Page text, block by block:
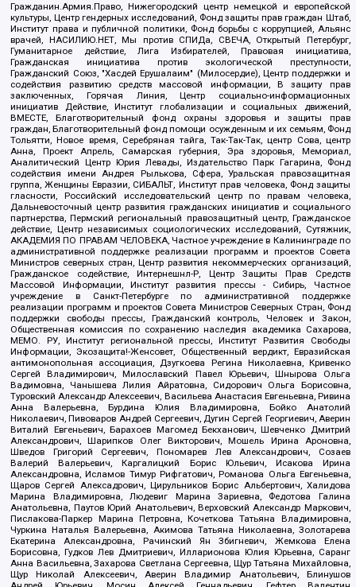
Гражданин.Армия.Право, Нижегородский центр немецкой и европейской
культуры, Центр гендерных исследований, Фонд защиты прав граждан Штаб,
Институт права и публичной политики, Фонд борьбы с коррупцией, Альянс
врачей, НАСИЛИЮ.НЕТ, Мы против СПИДа, СВЕЧА, Открытый Петербург,
Гуманитарное действие, Лига Избирателей, Правовая инициатива,
Гражданская инициатива против экологической преступности,
Гражданский Союз, "Хасдей Ерушалаим" (Милосердие), Центр поддержки и
содействия развитию средств массовой информации, В защиту прав
заключенных, Горячая Линия, Центр социально-информационных
инициатив Действие, Институт глобализации и социальных движений,
ВМЕСТЕ, Благотворительный фонд охраны здоровья и защиты прав
граждан, Благотворительный фонд помощи осужденным и их семьям, Фонд
Тольятти, Новое время, Серебряная тайга, Так-Так-Так, центр Сова, центр
Анна, Проект Апрель, Самарская губерния, Эра здоровья, Мемориал,
Аналитический Центр Юрия Левады, Издательство Парк Гагарина, Фонд
содействия имени Андрея Рылькова, Сфера, Уральская правозащитная
группа, Женщины Евразии, СИБАЛЬТ, Институт прав человека, Фонд защиты
гласности, Российский исследовательский центр по правам человека,
Дальневосточный центр развития гражданских инициатив и социального
партнерства, Пермский региональный правозащитный центр, Гражданское
действие, Центр независимых социологических исследований, Сутяжник,
АКАДЕМИЯ ПО ПРАВАМ ЧЕЛОВЕКА, Частное учреждение в Калининграде по
административной поддержке реализации программ и проектов Совета
Министров северных стран, Центр развития некоммерческих организаций,
Гражданское содействие, Интернешнл-Р, Центр Защиты Прав Средств
Массовой Информации, Институт развития прессы - Сибирь, Частное
учреждение в Санкт-Петербурге по административной поддержке
реализации программ и проектов Совета Министров Северных Стран, Фонд
поддержки свободы прессы, Гражданский контроль, Человек и Закон,
Общественная комиссия по сохранению наследия академика Сахарова,
МЕМО. РУ, Институт региональной прессы, Институт Развития Свободы
Информации, Экозащита!-Женсовет, Общественный вердикт, Евразийская
антимонопольная ассоциация, Дзугкоева Регина Николаевна, Кривенко
Сергей Владимирович, Милославский Павел Юрьевич, Шнырова Ольга
Вадимовна, Чанышева Лилия Айратовна, Сидорович Ольга Борисовна,
Туровский Александр Алексеевич, Васильева Анастасия Евгеньевна, Ривина
Анна Валерьевна, Бурдина Юлия Владимировна, Бойко Анатолий
Николаевич, Пивоваров Андрей Сергеевич, Дугин Сергей Георгиевич, Аверин
Виталий Евгеньевич, Барахоев Магомед Бекханович, Шевченко Дмитрий
Александрович, Шарипков Олег Викторович, Мошель Ирина Ароновна,
Шведов Григорий Сергеевич, Пономарев Лев Александрович, Созаев
Валерий Валерьевич, Каргалицкий Борис Юльевич, Исакова Ирина
Александровна, Исламов Тимур Рифгатович, Романова Ольга Евгеньевна,
Щаров Сергей Алексадрович, Цирульников Борис Альбертович, Халидова
Марина Владимировна, Людевиг Марина Зариевна, Федотова Галина
Анатольевна, Паутов Юрий Анатольевич, Верховский Александр Маркович,
Пислакова-Паркер Марина Петровна, Кочеткова Татьяна Владимировна,
Чуркина Наталья Валерьевна, Акимова Татьяна Николаевна, Золотарева
Екатерина Александровна, Рачинский Ян Збигневич, Жемкова Елена
Борисовна, Гудков Лев Дмитриевич, Илларионова Юлия Юрьевна, Саранг
Анна Васильевна, Захарова Светлана Сергеевна, Щур Татьяна Михайловна,
Щур Николай Алексеевич, Аверин Владимир Анатольевич, Блинушов